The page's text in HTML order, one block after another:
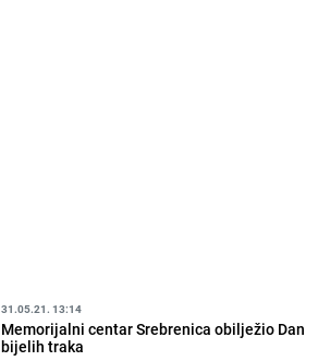
31.05.21. 13:14
Memorijalni centar Srebrenica obilježio Dan
bijelih traka